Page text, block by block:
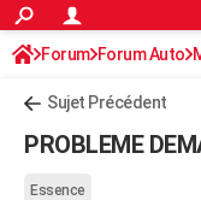
ACTUALITÉS
Politique
Société
Faits Divers
Education
Monde
Villes
+
Forum Forum Auto
Sujet Précédent
PROBLEME
Essence